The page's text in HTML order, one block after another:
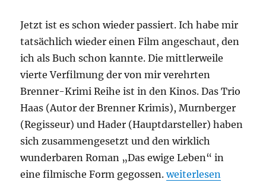
Jetzt ist es schon wieder passiert. Ich habe mir
tatsächlich wieder einen Film angeschaut, den
ich als Buch schon kannte. Die mittlerweile
vierte Verfilmung der von mir verehrten
Brenner-Krimi Reihe ist in den Kinos. Das Trio
Haas (Autor der Brenner Krimis), Murnberger
(Regisseur) und Hader (Hauptdarsteller) haben
sich zusammengesetzt und den wirklich
wunderbaren Roman „Das ewige Leben“ in
eine filmische Form gegossen.„Das ewige Leben“
weiterlesen